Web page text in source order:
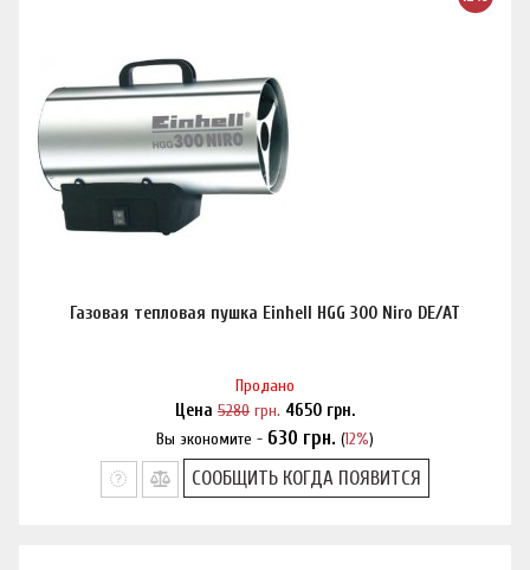
Газовая тепловая пушка Einhell HGG 300 Niro DE/AT
Продано
Цена 5280 грн. 4650 грн.
Вы экономите - 630 грн. (12%)
Нашли дешевле?
СООБЩИТЬ КОГДА ПОЯВИТСЯ